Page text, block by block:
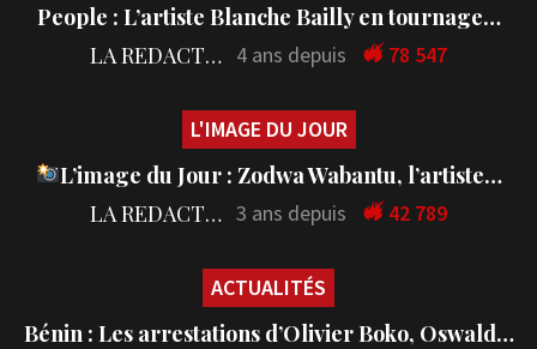
People : L’artiste Blanche Bailly en tournage…
LA REDACTION 4 ans depuis 78 547
L'IMAGE DU JOUR
L’image du Jour : Zodwa Wabantu, l’artiste…
LA REDACTION 3 ans depuis 42 789
ACTUALITÉS
Bénin : Les arrestations d’Olivier Boko, Oswald…